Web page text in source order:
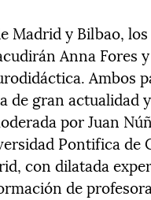
Madrid y Bilbao,
Anna Fores
Ambos
de gran
por Juan
Pontifica de
con dilatada
de